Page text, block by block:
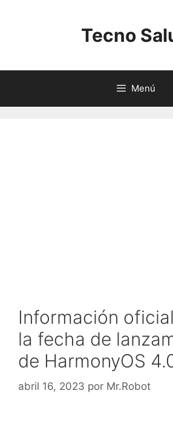
Tecno
Menú
Información
la fecha de
de HarmonyOS
abril 16, 2023 por Mr.Robot